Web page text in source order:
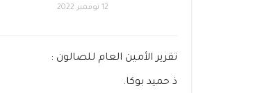
12 نوفمبر 2022
تقرير الأمين العام للصالون :
ذ حميد بوكا.